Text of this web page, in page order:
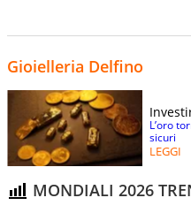
Gioielleria Delfino
L’oro
sicuri
LEGGI
MONDIALI 2026